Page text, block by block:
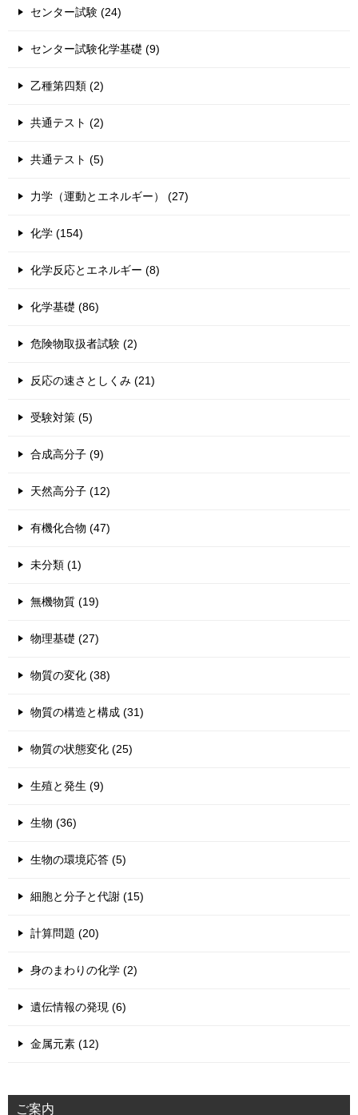
センター試験 (24)
センター試験化学基礎 (9)
乙種第四類 (2)
共通テスト (2)
共通テスト (5)
力学（運動とエネルギー） (27)
化学 (154)
化学反応とエネルギー (8)
化学基礎 (86)
危険物取扱者試験 (2)
反応の速さとしくみ (21)
受験対策 (5)
合成高分子 (9)
天然高分子 (12)
有機化合物 (47)
未分類 (1)
無機物質 (19)
物理基礎 (27)
物質の変化 (38)
物質の構造と構成 (31)
物質の状態変化 (25)
生殖と発生 (9)
生物 (36)
生物の環境応答 (5)
細胞と分子と代謝 (15)
計算問題 (20)
身のまわりの化学 (2)
遺伝情報の発現 (6)
金属元素 (12)
ご案内